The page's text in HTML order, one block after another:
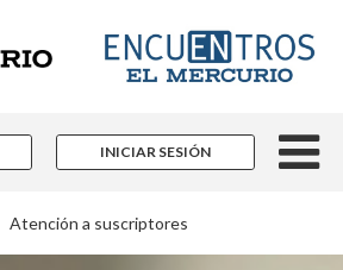
INICIAR SESIÓN
Atención a suscriptores